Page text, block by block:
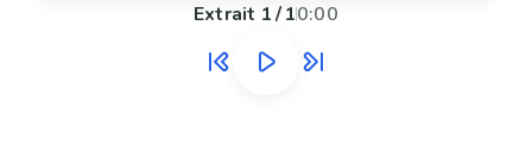
Extrait 1/10:00